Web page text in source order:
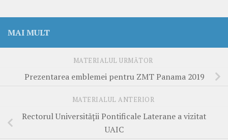
MAI MULT
MATERIALUL URMĂTOR
Prezentarea emblemei pentru ZMT Panama 2019
MATERIALUL ANTERIOR
Rectorul Universității Pontificale Laterane a vizitat
UAIC